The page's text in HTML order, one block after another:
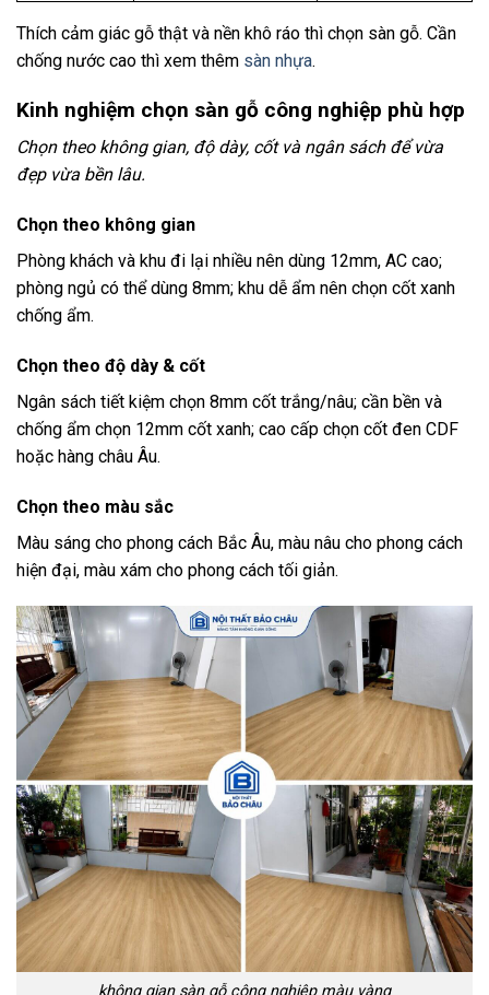
Thích cảm giác gỗ thật và nền khô ráo thì chọn sàn gỗ. Cần
chống nước cao thì xem thêm sàn nhựa.
Kinh nghiệm chọn sàn gỗ công nghiệp phù hợp
Chọn theo không gian, độ dày, cốt và ngân sách để vừa
đẹp vừa bền lâu.
Chọn theo không gian
Phòng khách và khu đi lại nhiều nên dùng 12mm, AC cao;
phòng ngủ có thể dùng 8mm; khu dễ ẩm nên chọn cốt xanh
chống ẩm.
Chọn theo độ dày & cốt
Ngân sách tiết kiệm chọn 8mm cốt trắng/nâu; cần bền và
chống ẩm chọn 12mm cốt xanh; cao cấp chọn cốt đen CDF
hoặc hàng châu Âu.
Chọn theo màu sắc
Màu sáng cho phong cách Bắc Âu, màu nâu cho phong cách
hiện đại, màu xám cho phong cách tối giản.
không gian sàn gỗ công nghiệp màu vàng